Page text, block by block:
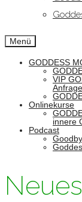
Menü
GODDESS
VIP
Anfrage
Onlinekurse
innere
Podcast